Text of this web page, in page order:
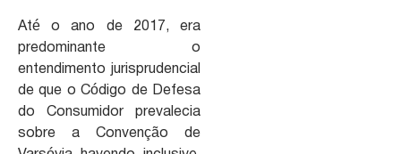
Até o ano de 2017, era
predominante o
entendimento jurisprudencial
de que o Código de Defesa
do Consumidor prevalecia
sobre a Convenção de